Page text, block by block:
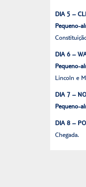
DIA 5 –
Pequeno-
DIA 6 –
Pequeno-
Lincoln e
DIA 7 –
Pequeno-
DIA 8 –
Chegada.